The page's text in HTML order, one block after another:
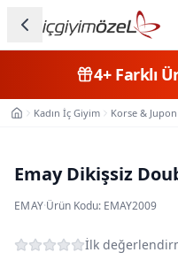
Kategorileri
Çocuk
Fantazi
4+Farklı
Ana SayfaKadın İç Giyim Korse & Jupon
Emay Dikişsiz
EMAY·Ürün Kodu: EMAY2009
İlk